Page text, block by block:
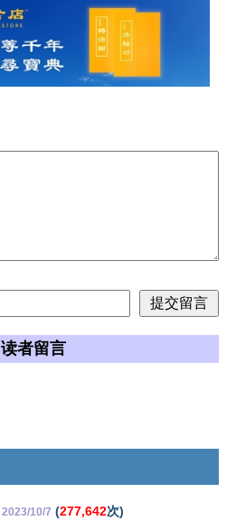
读者留言
2023/10/7 (277,642次)